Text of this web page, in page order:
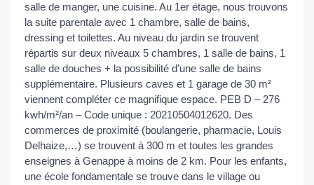
salle de manger, une cuisine. Au 1er étage, nous trouvons
la suite parentale avec 1 chambre, salle de bains,
dressing et toilettes. Au niveau du jardin se trouvent
répartis sur deux niveaux 5 chambres, 1 salle de bains, 1
salle de douches + la possibilité d’une salle de bains
supplémentaire. Plusieurs caves et 1 garage de 30 m²
viennent compléter ce magnifique espace. PEB D – 276
kwh/m²/an – Code unique : 20210504012620. Des
commerces de proximité (boulangerie, pharmacie, Louis
Delhaize,…) se trouvent à 300 m et toutes les grandes
enseignes à Genappe à moins de 2 km. Pour les enfants,
une école fondamentale se trouve dans le village ou